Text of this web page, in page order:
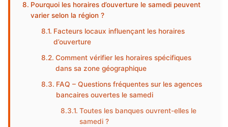
Pourquoi les horaires d’ouverture le samedi peuvent
varier selon la région ?
Facteurs locaux influençant les horaires
d’ouverture
Comment vérifier les horaires spécifiques
dans sa zone géographique
FAQ – Questions fréquentes sur les agences
bancaires ouvertes le samedi
Toutes les banques ouvrent-elles le
samedi ?